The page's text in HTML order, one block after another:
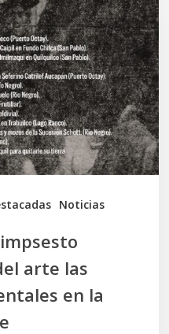
Noticias
arte las
en la